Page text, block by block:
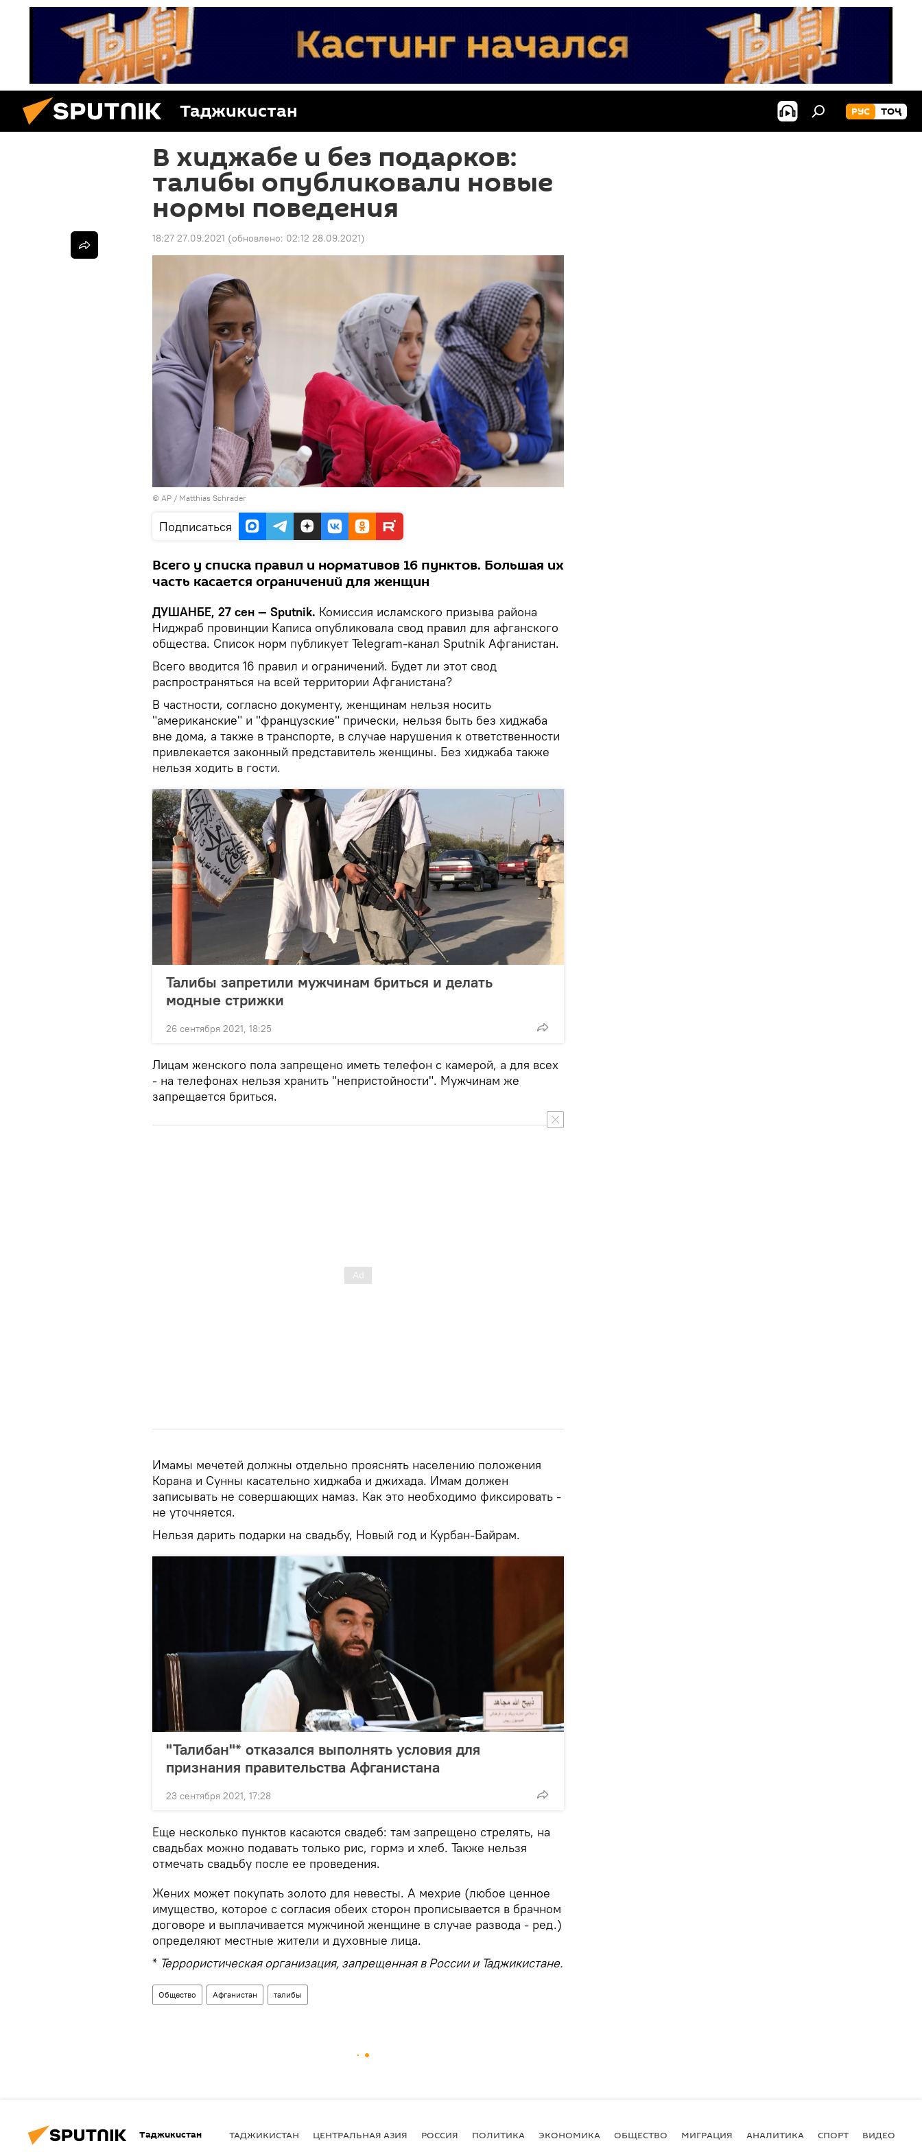
Таджикистан РУС ТОҶ
В хиджабе и без подарков:
талибы опубликовали новые
нормы поведения
18:27 27.09.2021 (обновлено: 02:12 28.09.2021)
© AP / Matthias Schrader
Подписаться
Всего у списка правил и нормативов 16 пунктов. Большая их
часть касается ограничений для женщин
ДУШАНБЕ, 27 сен — Sputnik. Комиссия исламского призыва района
Ниджраб провинции Каписа опубликовала свод правил для афганского
общества. Список норм публикует Telegram-канал Sputnik Афганистан.
Всего вводится 16 правил и ограничений. Будет ли этот свод
распространяться на всей территории Афганистана?
В частности, согласно документу, женщинам нельзя носить
"американские" и "французские" прически, нельзя быть без хиджаба
вне дома, а также в транспорте, в случае нарушения к ответственности
привлекается законный представитель женщины. Без хиджаба также
нельзя ходить в гости.
Талибы запретили мужчинам бриться и делать
модные стрижки
26 сентября 2021, 18:25
Лицам женского пола запрещено иметь телефон с камерой, а для всех
- на телефонах нельзя хранить "непристойности". Мужчинам же
запрещается бриться.
Имамы мечетей должны отдельно прояснять населению положения
Корана и Сунны касательно хиджаба и джихада. Имам должен
записывать не совершающих намаз. Как это необходимо фиксировать -
не уточняется.
Нельзя дарить подарки на свадьбу, Новый год и Курбан-Байрам.
"Талибан"* отказался выполнять условия для
признания правительства Афганистана
23 сентября 2021, 17:28
Еще несколько пунктов касаются свадеб: там запрещено стрелять, на
свадьбах можно подавать только рис, гормэ и хлеб. Также нельзя
отмечать свадьбу после ее проведения.
Жених может покупать золото для невесты. А мехрие (любое ценное
имущество, которое с согласия обеих сторон прописывается в брачном
договоре и выплачивается мужчиной женщине в случае развода - ред.)
определяют местные жители и духовные лица.
* Террористическая организация, запрещенная в России и Таджикистане.
Общество Афганистан талибы
Таджикистан ТАДЖИКИСТАН ЦЕНТРАЛЬНАЯ АЗИЯ РОССИЯ ПОЛИТИКА ЭКОНОМИКА ОБЩЕСТВО МИГРАЦИЯ АНАЛИТИКА СПОРТ ВИДЕО